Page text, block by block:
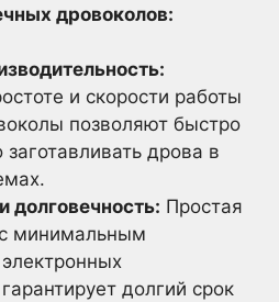
дровоколов:
и скорости работы
позволяют быстро
дрова в
долговечность: Простая
минимальным
долгий срок